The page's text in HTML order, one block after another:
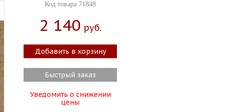
Код товара 71848
2 140 Руб.
Добавить в корзину
Быстрый заказ
Уведомить о снижении
цены